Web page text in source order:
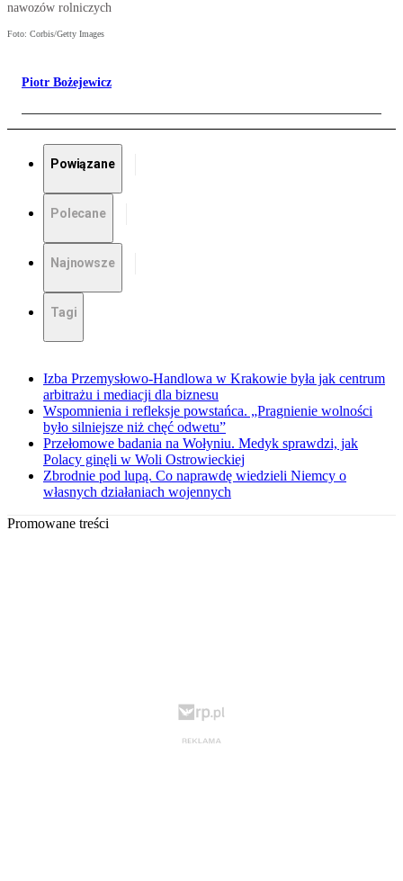
nawozów rolniczych
Foto: Corbis/Getty Images
Piotr Bożejewicz
Powiązane
Polecane
Najnowsze
Tagi
Izba Przemysłowo-Handlowa w Krakowie była jak centrum
arbitrażu i mediacji dla biznesu
Wspomnienia i refleksje powstańca. „Pragnienie wolności
było silniejsze niż chęć odwetu”
Przełomowe badania na Wołyniu. Medyk sprawdzi, jak
Polacy ginęli w Woli Ostrowieckiej
Zbrodnie pod lupą. Co naprawdę wiedzieli Niemcy o
własnych działaniach wojennych
Promowane treści